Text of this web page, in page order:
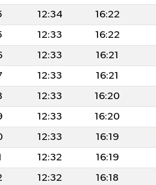
12:34 16:22
12:33 16:22
12:33 16:21
12:33 16:21
12:33 16:20
12:33 16:20
12:33 16:19
12:32 16:19
12:32 16:18